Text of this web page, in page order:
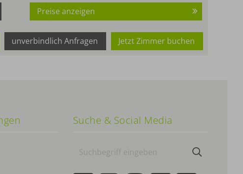
Preise anzeigen
Jetzt Zimmer buchen
unverbindlich Anfragen
Suche & Social Media